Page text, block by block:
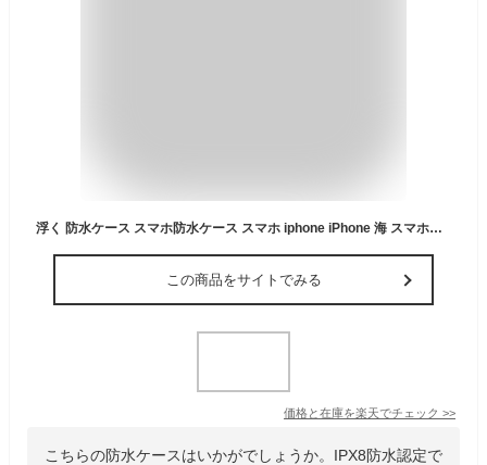
浮く 防水ケース スマホ防水ケース スマホ iphone iPhone 海 スマホ用 完全防水 ポーチ 小物 防水ポーチ 撮影 水中撮影 携帯 プール お風呂 アウトドア IPX8防水認定 7.2インチ以下機種対応 ホワイト ピンク グリーン ブルー
この商品をサイトでみる
価格と在庫を楽天でチェック >>
こちらの防水ケースはいかがでしょうか。IPX8防水認定で